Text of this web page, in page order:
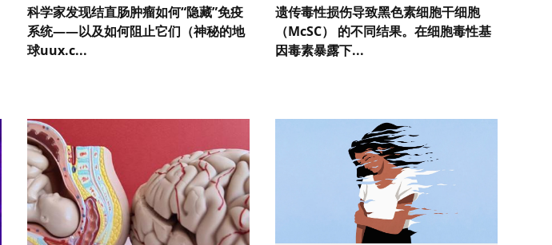
科学家发现结直肠肿瘤如何“隐藏”免疫
系统——以及如何阻止它们（神秘的地
球uux.c...
遗传毒性损伤导致黑色素细胞干细胞
（McSC） 的不同结果。在细胞毒性基
因毒素暴露下...